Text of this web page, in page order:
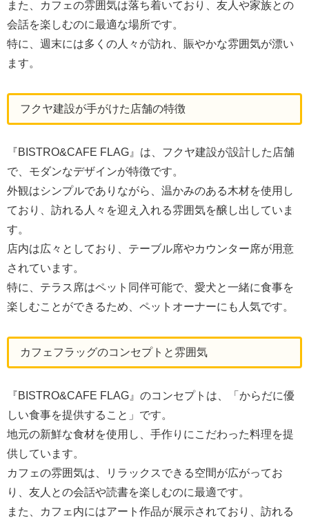
また、カフェの雰囲気は落ち着いており、友人や家族との
会話を楽しむのに最適な場所です。
特に、週末には多くの人々が訪れ、賑やかな雰囲気が漂い
ます。
フクヤ建設が手がけた店舗の特徴
『BISTRO&CAFE FLAG』は、フクヤ建設が設計した店舗
で、モダンなデザインが特徴です。
外観はシンプルでありながら、温かみのある木材を使用し
ており、訪れる人々を迎え入れる雰囲気を醸し出していま
す。
店内は広々としており、テーブル席やカウンター席が用意
されています。
特に、テラス席はペット同伴可能で、愛犬と一緒に食事を
楽しむことができるため、ペットオーナーにも人気です。
カフェフラッグのコンセプトと雰囲気
『BISTRO&CAFE FLAG』のコンセプトは、「からだに優
しい食事を提供すること」です。
地元の新鮮な食材を使用し、手作りにこだわった料理を提
供しています。
カフェの雰囲気は、リラックスできる空間が広がってお
り、友人との会話や読書を楽しむのに最適です。
また、カフェ内にはアート作品が展示されており、訪れる